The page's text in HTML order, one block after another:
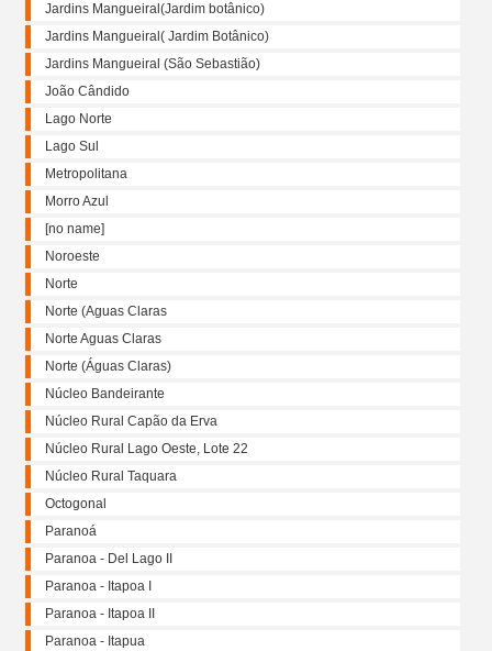
Jardins Mangueiral(Jardim botânico)
Jardins Mangueiral( Jardim Botânico)
Jardins Mangueiral (São Sebastião)
João Cândido
Lago Norte
Lago Sul
Metropolitana
Morro Azul
[no name]
Noroeste
Norte
Norte (Aguas Claras
Norte Aguas Claras
Norte (Águas Claras)
Núcleo Bandeirante
Núcleo Rural Capão da Erva
Núcleo Rural Lago Oeste, Lote 22
Núcleo Rural Taquara
Octogonal
Paranoá
Paranoa - Del Lago II
Paranoa - Itapoa I
Paranoa - Itapoa II
Paranoa - Itapua